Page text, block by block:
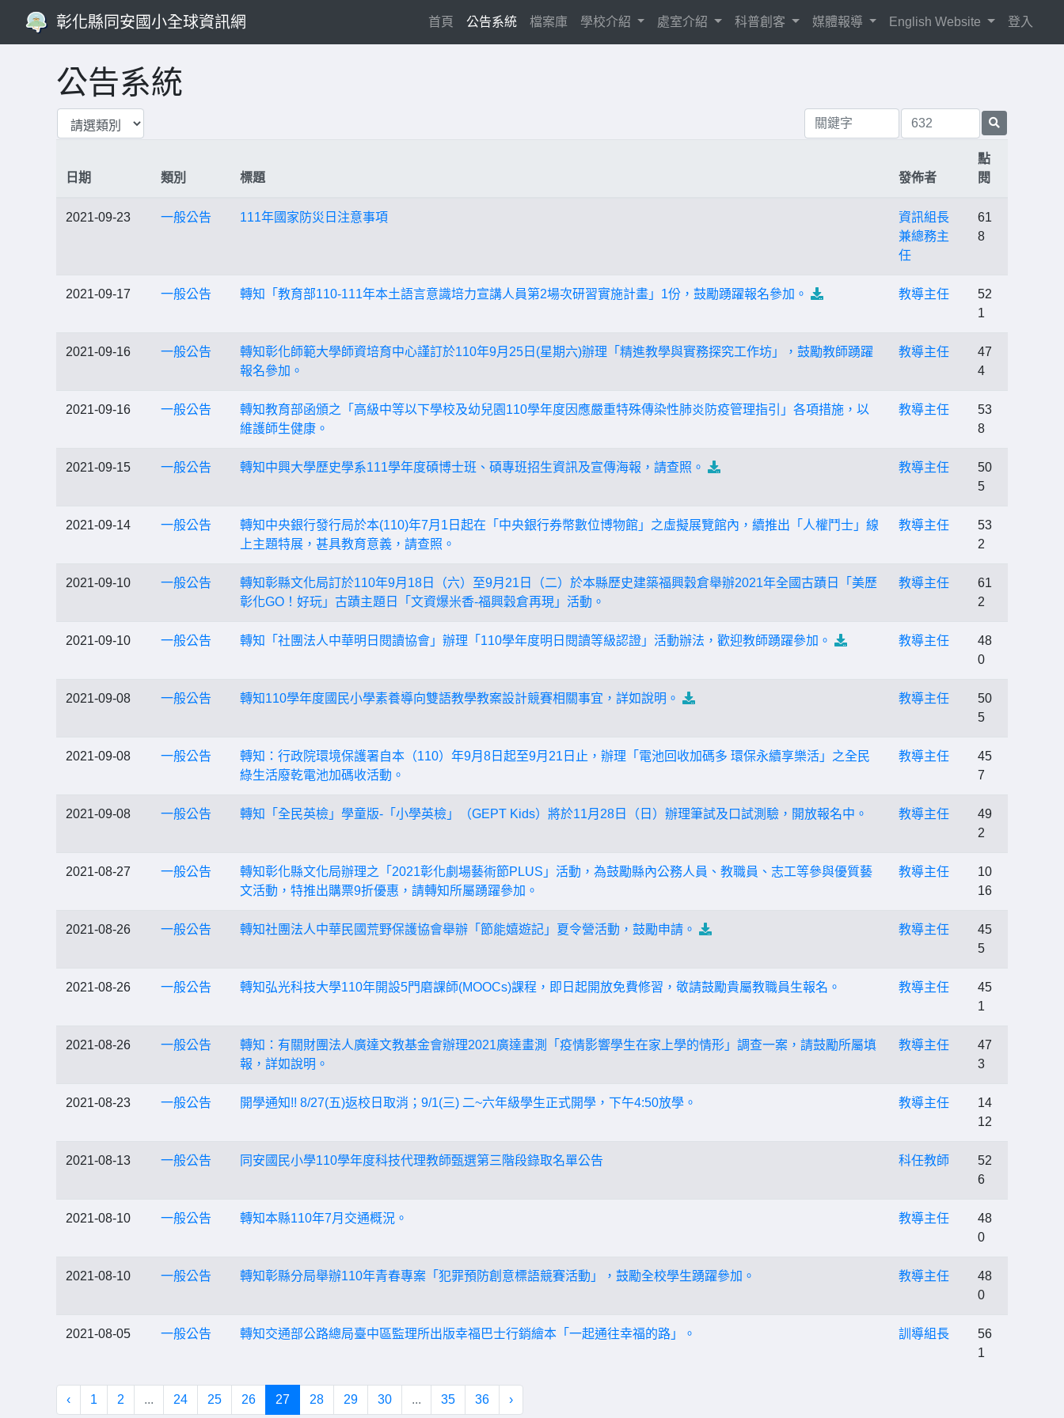
彰化縣同安國小全球資訊網 首頁(current)
公告系統 檔案庫 學校介紹 處室介紹 科普創客 媒體報導 English Website 登入
公告系統
日期 類別 標題 發佈者
點
閱
2021-09-23 一般公告 111年國家防災日注意事項
資訊組長
兼總務主
任
61
8
2021-09-17 一般公告 轉知「教育部110-111年本土語言意識培力宣講人員第2場次研習實施計畫」1份，鼓勵踴躍報名參加。 教導主任
52
1
2021-09-16 一般公告
轉知彰化師範大學師資培育中心謹訂於110年9月25日(星期六)辦理「精進教學與實務探究工作坊」，鼓勵教師踴躍
報名參加。
教導主任
47
4
2021-09-16 一般公告
轉知教育部函頒之「高級中等以下學校及幼兒園110學年度因應嚴重特殊傳染性肺炎防疫管理指引」各項措施，以
維護師生健康。
教導主任
53
8
2021-09-15 一般公告 轉知中興大學歷史學系111學年度碩博士班、碩專班招生資訊及宣傳海報，請查照。 教導主任
50
5
2021-09-14 一般公告
轉知中央銀行發行局於本(110)年7月1日起在「中央銀行券幣數位博物館」之虛擬展覽館內，續推出「人權鬥士」線
上主題特展，甚具教育意義，請查照。
教導主任
53
2
2021-09-10 一般公告
轉知彰縣文化局訂於110年9月18日（六）至9月21日（二）於本縣歷史建築福興穀倉舉辦2021年全國古蹟日「美歷
彰化GO！好玩」古蹟主題日「文資爆米香-福興穀倉再現」活動。
教導主任
61
2
2021-09-10 一般公告 轉知「社團法人中華明日閱讀協會」辦理「110學年度明日閱讀等級認證」活動辦法，歡迎教師踴躍參加。 教導主任
48
0
2021-09-08 一般公告 轉知110學年度國民小學素養導向雙語教學教案設計競賽相關事宜，詳如說明。 教導主任
50
5
2021-09-08 一般公告
轉知：行政院環境保護署自本（110）年9月8日起至9月21日止，辦理「電池回收加碼多 環保永續享樂活」之全民
綠生活廢乾電池加碼收活動。
教導主任
45
7
2021-09-08 一般公告 轉知「全民英檢」學童版-「小學英檢」（GEPT Kids）將於11月28日（日）辦理筆試及口試測驗，開放報名中。 教導主任
49
2
2021-08-27 一般公告
轉知彰化縣文化局辦理之「2021彰化劇場藝術節PLUS」活動，為鼓勵縣內公務人員、教職員、志工等參與優質藝
文活動，特推出購票9折優惠，請轉知所屬踴躍參加。
教導主任
10
16
2021-08-26 一般公告 轉知社團法人中華民國荒野保護協會舉辦「節能嬉遊記」夏令營活動，鼓勵申請。 教導主任
45
5
2021-08-26 一般公告 轉知弘光科技大學110年開設5門磨課師(MOOCs)課程，即日起開放免費修習，敬請鼓勵貴屬教職員生報名。 教導主任
45
1
2021-08-26 一般公告
轉知：有關財團法人廣達文教基金會辦理2021廣達畫測「疫情影響學生在家上學的情形」調查一案，請鼓勵所屬填
報，詳如說明。
教導主任
47
3
2021-08-23 一般公告 開學通知!! 8/27(五)返校日取消；9/1(三) 二~六年級學生正式開學，下午4:50放學。 教導主任
14
12
2021-08-13 一般公告 同安國民小學110學年度科技代理教師甄選第三階段錄取名單公告 科任教師
52
6
2021-08-10 一般公告 轉知本縣110年7月交通概況。 教導主任
48
0
2021-08-10 一般公告 轉知彰縣分局舉辦110年青春專案「犯罪預防創意標語競賽活動」，鼓勵全校學生踴躍參加。 教導主任
48
0
2021-08-05 一般公告 轉知交通部公路總局臺中區監理所出版幸福巴士行銷繪本「一起通往幸福的路」。 訓導組長
56
1
‹ 1 2 ... 24 25 26 27 28 29 30 ... 35 36 ›